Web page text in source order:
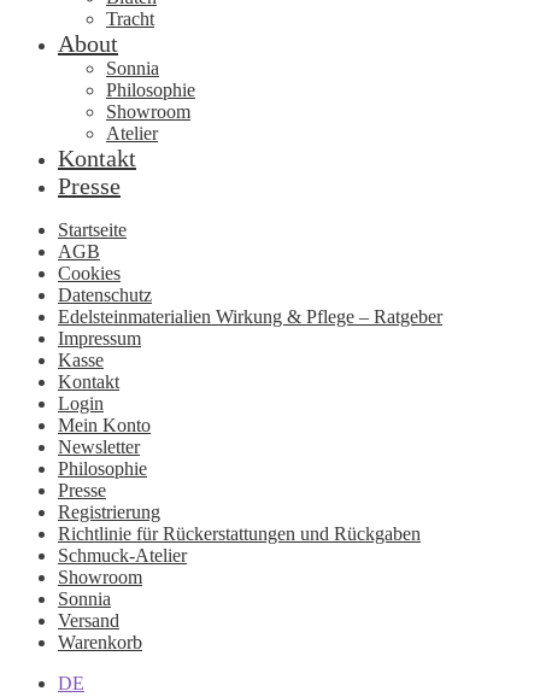
Tracht
About
Sonnia
Philosophie
Showroom
Atelier
Kontakt
Presse
Startseite
AGB
Cookies
Datenschutz
Edelsteinmaterialien Wirkung & Pflege – Ratgeber
Impressum
Kasse
Kontakt
Login
Mein Konto
Newsletter
Philosophie
Presse
Registrierung
Richtlinie für Rückerstattungen und Rückgaben
Schmuck-Atelier
Showroom
Sonnia
Versand
Warenkorb
DE